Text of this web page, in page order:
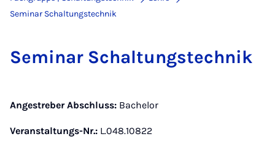
Seminar Schaltungstechnik
Se­mi­nar Schal­tungs­tech­nik
Angestreber Abschluss: Bachelor
Veranstaltungs-Nr.: L.048.10822